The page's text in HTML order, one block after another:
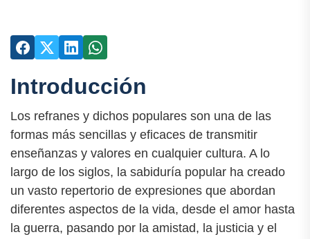
Introducción
Los refranes y dichos populares son una de las
formas más sencillas y eficaces de transmitir
enseñanzas y valores en cualquier cultura. A lo
largo de los siglos, la sabiduría popular ha creado
un vasto repertorio de expresiones que abordan
diferentes aspectos de la vida, desde el amor hasta
la guerra, pasando por la amistad, la justicia y el